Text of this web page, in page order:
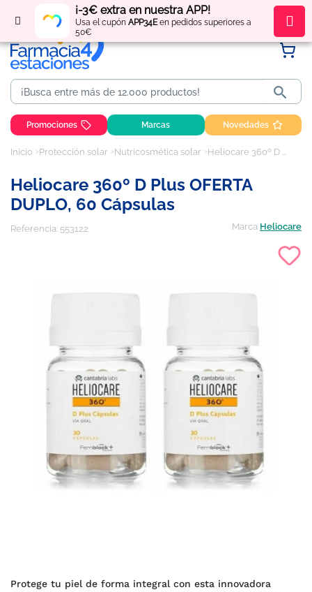
¡-3€ extra en nuestra APP!
Usa el cupón APP34Een pedidos superiores a
50€
Regístratey obténpuntos por tus compras

Promociones Marcas Novedades
Inicio Protección solar Nutricosmética solar Heliocare 360º D Plus OFERTA DUPLO, 60 cápsulas
Heliocare 360º D Plus OFERTA
DUPLO, 60 Cápsulas
Referencia: 553122 Marca Heliocare
Protege tu piel de forma integral con esta innovadora